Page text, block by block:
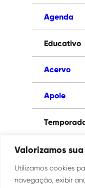
Valorizamos
Utilizamos cookies
navegação, exibir
Agenda
Educativo
Acervo
Apoie
Paço das
Institucional